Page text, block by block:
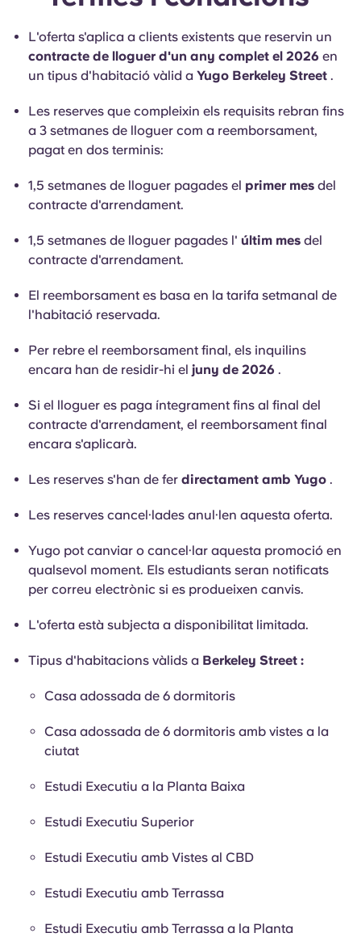
L'oferta s'aplica a clients existents que reservin un
contracte de lloguer d'un any complet el 2026 en
un tipus d'habitació vàlid a Yugo Berkeley Street .
Les reserves que compleixin els requisits rebran fins
a 3 setmanes de lloguer com a reemborsament,
pagat en dos terminis:
1,5 setmanes de lloguer pagades el primer mes del
contracte d'arrendament.
1,5 setmanes de lloguer pagades l' últim mes del
contracte d'arrendament.
El reemborsament es basa en la tarifa setmanal de
l'habitació reservada.
Per rebre el reemborsament final, els inquilins
encara han de residir-hi el juny de 2026 .
Si el lloguer es paga íntegrament fins al final del
contracte d'arrendament, el reemborsament final
encara s'aplicarà.
Les reserves s'han de fer directament amb Yugo .
Les reserves cancel·lades anul·len aquesta oferta.
Yugo pot canviar o cancel·lar aquesta promoció en
qualsevol moment. Els estudiants seran notificats
per correu electrònic si es produeixen canvis.
L'oferta està subjecta a disponibilitat limitada.
Tipus d'habitacions vàlids a Berkeley Street :
Casa adossada de 6 dormitoris
Casa adossada de 6 dormitoris amb vistes a la
ciutat
Estudi Executiu a la Planta Baixa
Estudi Executiu Superior
Estudi Executiu amb Vistes al CBD
Estudi Executiu amb Terrassa
Estudi Executiu amb Terrassa a la Planta